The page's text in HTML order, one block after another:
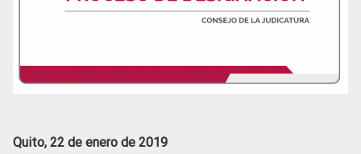
Quito, 22 de enero de 2019